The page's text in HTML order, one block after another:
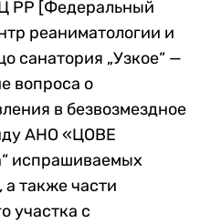
РР [Федеральный
реаниматологии и
санатория „Узкое“ —
вопроса о
в безвозмездное
АНО «ЦОВЕ
испрашиваемых
также части
участка с